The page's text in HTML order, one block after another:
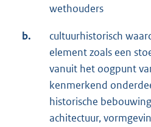
wethouders
b.
cultuurhistorisch
element zoals een
vanuit het oogpunt
kenmerkend
historische
achitectuur,